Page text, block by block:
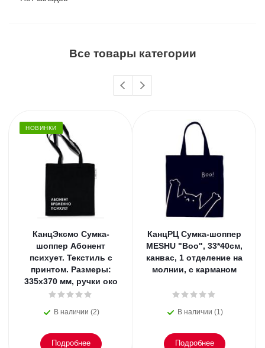
Все товары категории
НОВИНКИ
КанцЭксмо Сумка-
шоппер Абонент
психует. Текстиль с
принтом. Размеры:
335х370 мм, ручки око
В наличии (2)
Подробнее
КанцРЦ Сумка-шоппер
MESHU "Boo", 33*40см,
канвас, 1 отделение на
молнии, с карманом
В наличии (1)
Подробнее